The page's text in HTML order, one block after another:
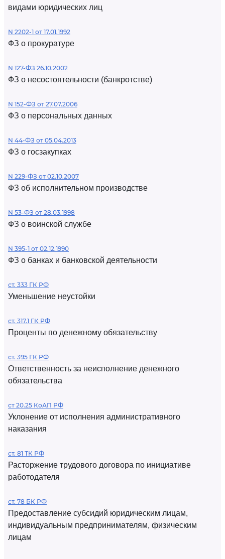
видами юридических лиц
N 2202-1 от 17.01.1992
ФЗ о прокуратуре
N 127-ФЗ 26.10.2002
ФЗ о несостоятельности (банкротстве)
N 152-ФЗ от 27.07.2006
ФЗ о персональных данных
N 44-ФЗ от 05.04.2013
ФЗ о госзакупках
N 229-ФЗ от 02.10.2007
ФЗ об исполнительном производстве
N 53-ФЗ от 28.03.1998
ФЗ о воинской службе
N 395-1 от 02.12.1990
ФЗ о банках и банковской деятельности
ст. 333 ГК РФ
Уменьшение неустойки
ст. 317.1 ГК РФ
Проценты по денежному обязательству
ст. 395 ГК РФ
Ответственность за неисполнение денежного
обязательства
ст 20.25 КоАП РФ
Уклонение от исполнения административного
наказания
ст. 81 ТК РФ
Расторжение трудового договора по инициативе
работодателя
ст. 78 БК РФ
Предоставление субсидий юридическим лицам,
индивидуальным предпринимателям, физическим
лицам